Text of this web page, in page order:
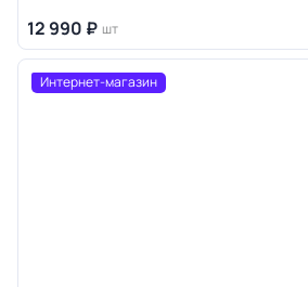
12 990 ₽ шт
Интернет-магазин